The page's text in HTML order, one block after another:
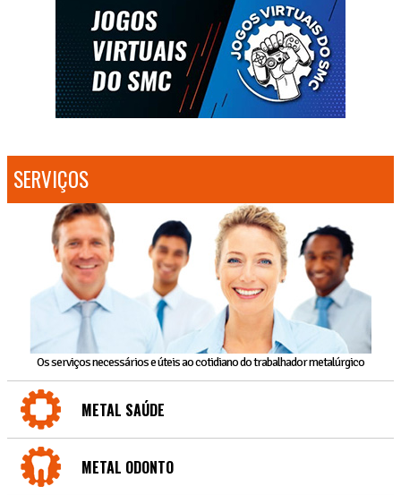
SERVIÇOS
Os serviços necessários e úteis ao cotidiano do trabalhador metalúrgico
METAL SAÚDE
METAL ODONTO